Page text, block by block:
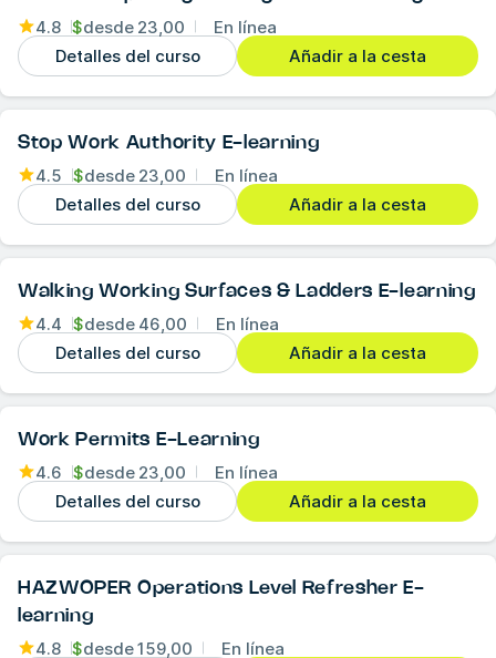
4.8 $desde 23,00
En línea
Detalles del curso
Añadir a la cesta
Stop Work Authority E-learning
4.5 $desde 23,00
En línea
Detalles del curso
Añadir a la cesta
Walking Working Surfaces & Ladders E-learning
4.4 $desde 46,00
En línea
Detalles del curso
Añadir a la cesta
Work Permits E-Learning
4.6 $desde 23,00
En línea
Detalles del curso
Añadir a la cesta
HAZWOPER Operations Level Refresher E-
learning
4.8 $desde159,00
En línea